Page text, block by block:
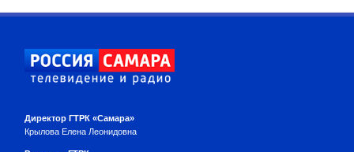
Директор ГТРК «Самара»
Крылова Елена Леонидовна